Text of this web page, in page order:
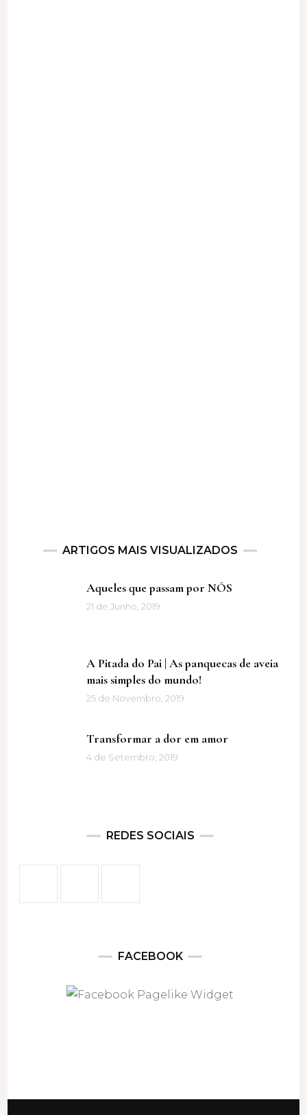
ARTIGOS MAIS VISUALIZADOS
Aqueles que passam por NÓS
21 de Junho, 2019
A Pitada do Pai | As panquecas de aveia
mais simples do mundo!
25 de Novembro, 2019
Transformar a dor em amor
4 de Setembro, 2019
REDES SOCIAIS
FACEBOOK